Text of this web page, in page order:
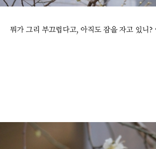
뭐가 그리 부끄럽다고, 아직도 잠을 자고 있니?